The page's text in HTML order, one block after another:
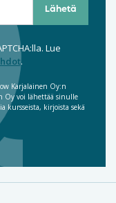
Lue
.
Karjalainen Oy:n
Oy voi lähettää sinulle
kursseista, kirjoista sekä